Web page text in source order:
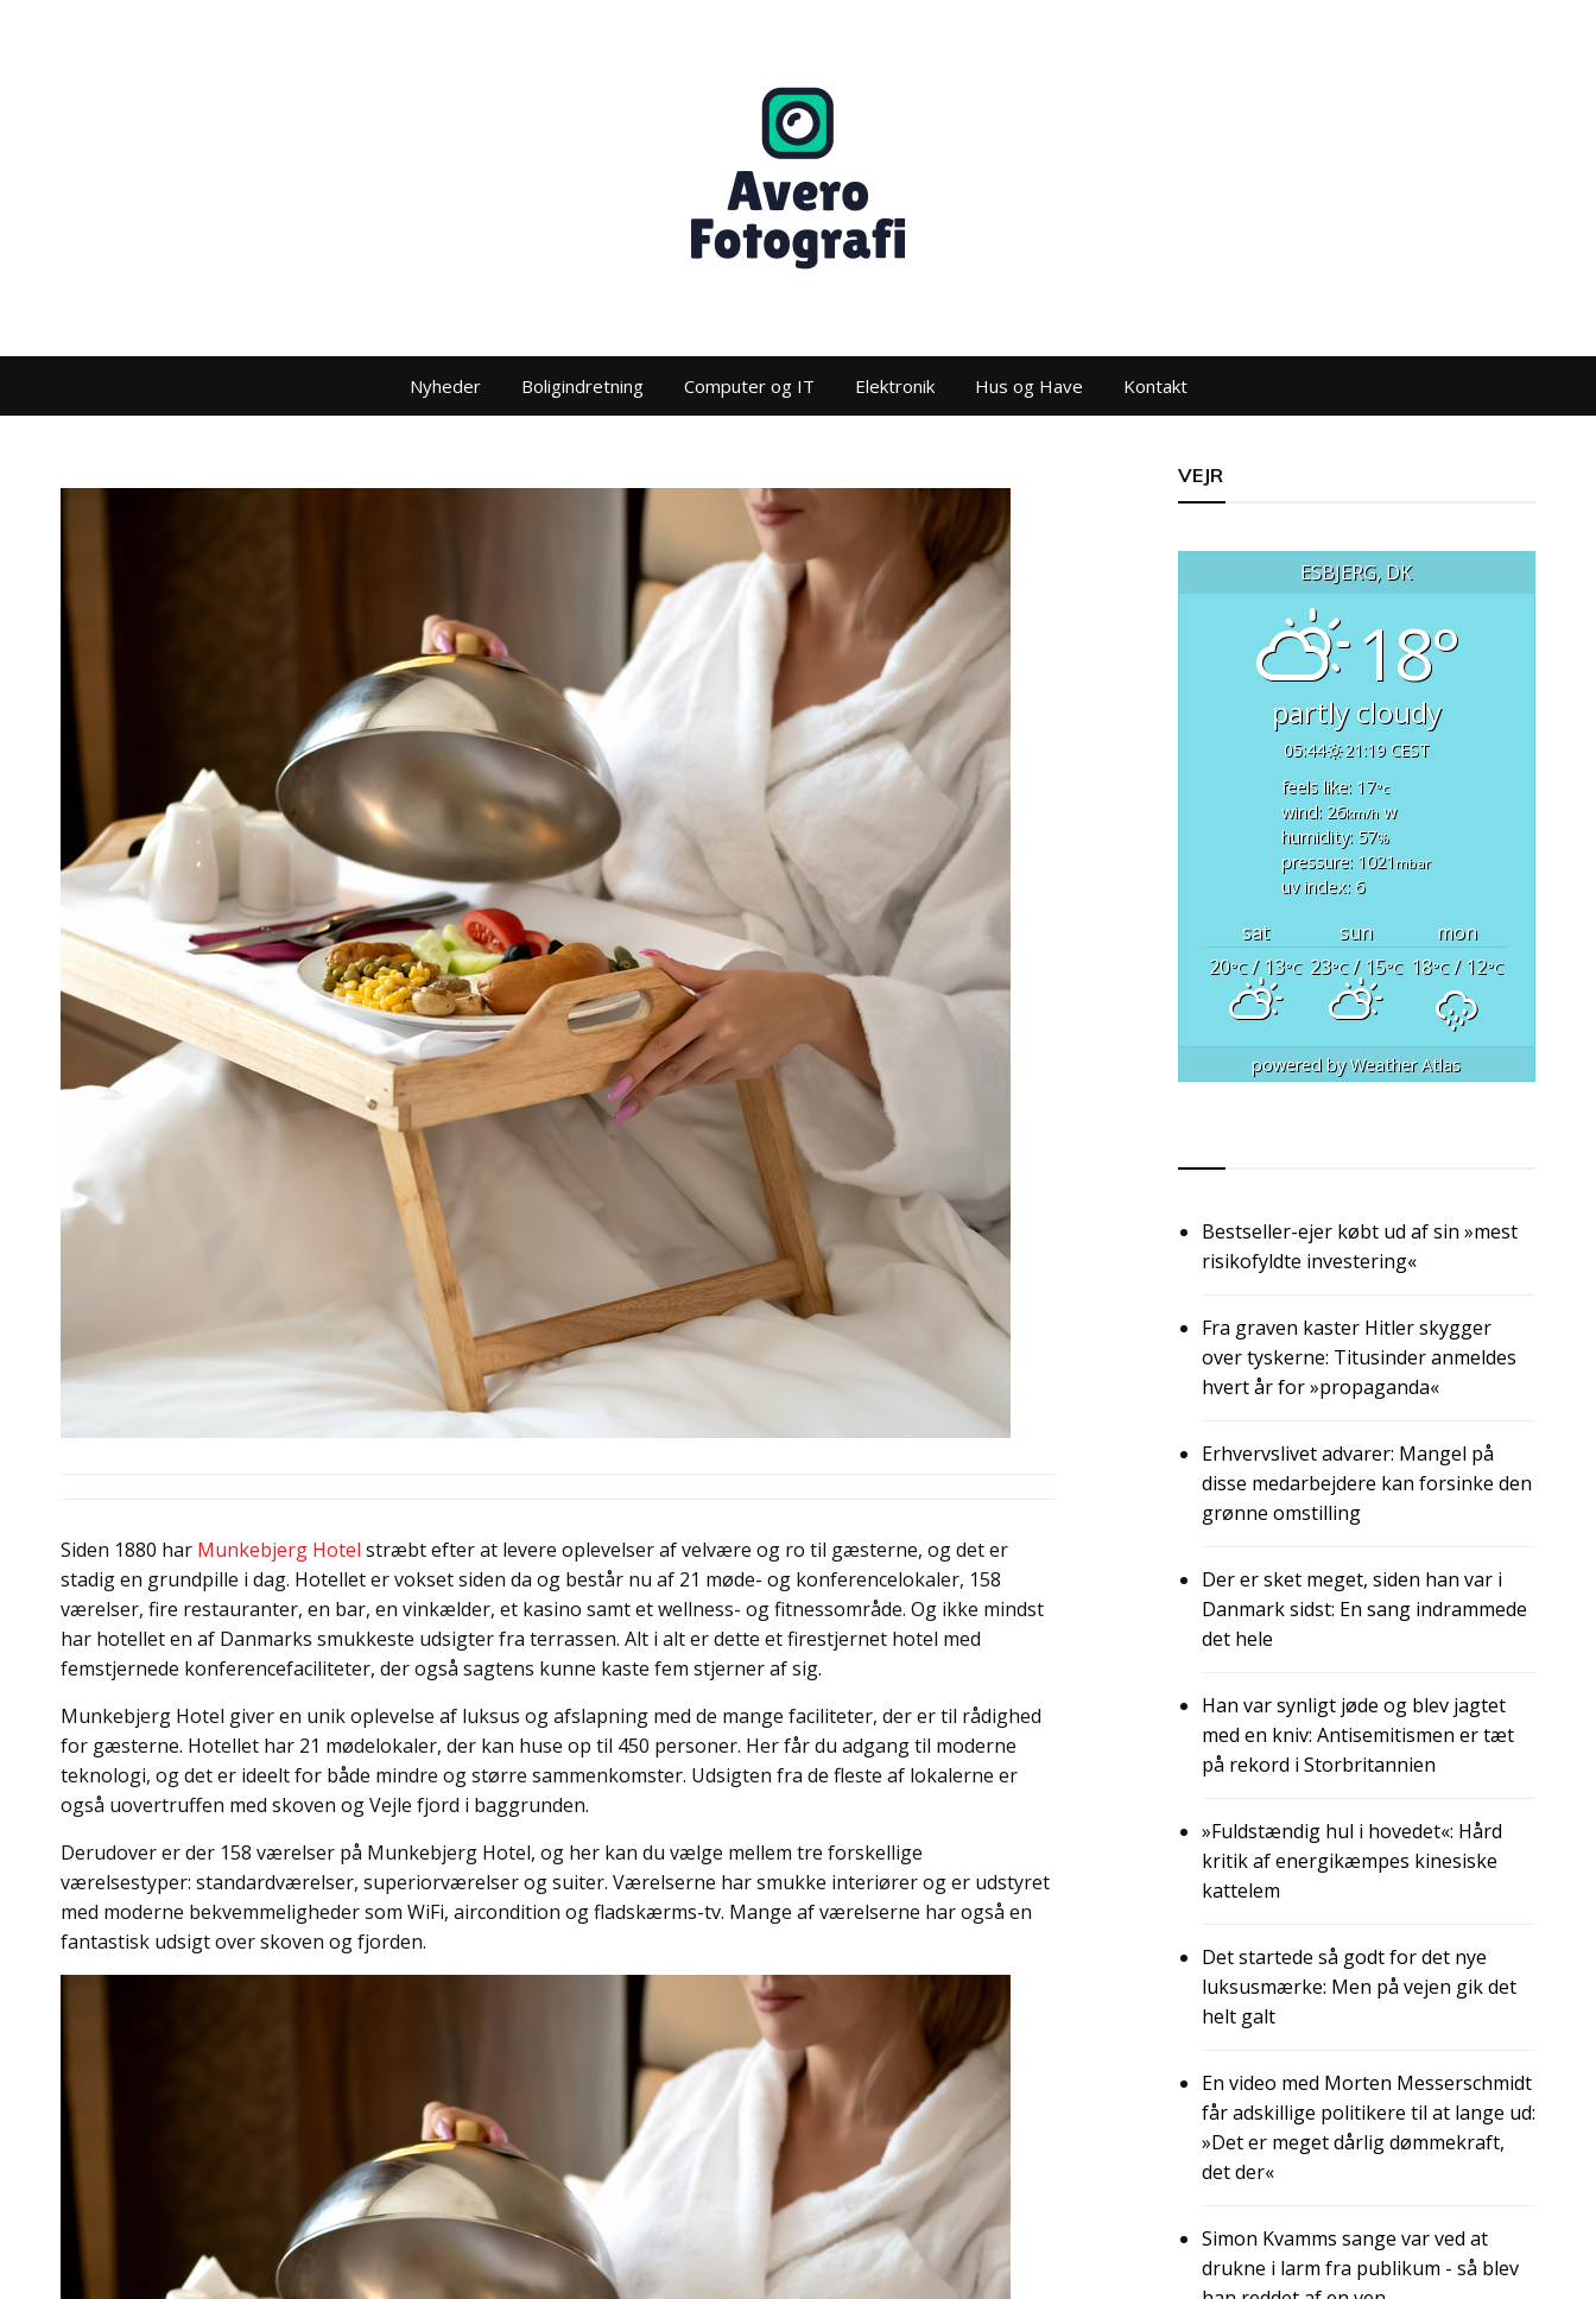
Nyheder Boligindretning Computer og IT Elektronik Hus og Have Kontakt
Siden 1880 har Munkebjerg Hotel stræbt efter at levere oplevelser af velvære og ro til gæsterne, og det er
stadig en grundpille i dag. Hotellet er vokset siden da og består nu af 21 møde- og konferencelokaler, 158
værelser, fire restauranter, en bar, en vinkælder, et kasino samt et wellness- og fitnessområde. Og ikke mindst
har hotellet en af Danmarks smukkeste udsigter fra terrassen. Alt i alt er dette et firestjernet hotel med
femstjernede konferencefaciliteter, der også sagtens kunne kaste fem stjerner af sig.
Munkebjerg Hotel giver en unik oplevelse af luksus og afslapning med de mange faciliteter, der er til rådighed
for gæsterne. Hotellet har 21 mødelokaler, der kan huse op til 450 personer. Her får du adgang til moderne
teknologi, og det er ideelt for både mindre og større sammenkomster. Udsigten fra de fleste af lokalerne er
også uovertruffen med skoven og Vejle fjord i baggrunden.
Derudover er der 158 værelser på Munkebjerg Hotel, og her kan du vælge mellem tre forskellige
værelsestyper: standardværelser, superiorværelser og suiter. Værelserne har smukke interiører og er udstyret
med moderne bekvemmeligheder som WiFi, aircondition og fladskærms-tv. Mange af værelserne har også en
fantastisk udsigt over skoven og fjorden.
VEJR
ESBJERG, DK
18°
partly cloudy
05:44
21:19 CEST
feels like: 17°c
wind: 26km/h w
humidity: 57%
pressure: 1021 mbar
uv index: 6
sat sun
mon
20°C/ 13°C 23°C/ 15°C 18°C/ 12°C
powered byWeather Atlas
Bestseller-ejer købt ud af sin »mest
risikofyldte investering«
Fra graven kaster Hitler skygger
over tyskerne: Titusinder anmeldes
hvert år for »propaganda«
Erhvervslivet advarer: Mangel på
disse medarbejdere kan forsinke den
grønne omstilling
Der er sket meget, siden han var i
Danmark sidst: En sang indrammede
det hele
Han var synligt jøde og blev jagtet
med en kniv: Antisemitismen er tæt
på rekord i Storbritannien
»Fuldstændig hul i hovedet«: Hård
kritik af energikæmpes kinesiske
kattelem
Det startede så godt for det nye
luksusmærke: Men på vejen gik det
helt galt
En video med Morten Messerschmidt
får adskillige politikere til at lange ud:
»Det er meget dårlig dømmekraft,
det der«
Simon Kvamms sange var ved at
drukne i larm fra publikum - så blev